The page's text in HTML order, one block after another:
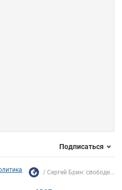
Подписаться
Сергей Брин: свободе...